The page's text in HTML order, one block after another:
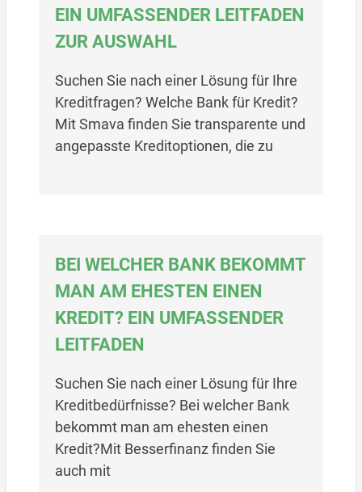
EIN UMFASSENDER LEITFADEN
ZUR AUSWAHL
Suchen Sie nach einer Lösung für Ihre
Kreditfragen? Welche Bank für Kredit?
Mit Smava finden Sie transparente und
angepasste Kreditoptionen, die zu
BEI WELCHER BANK BEKOMMT
MAN AM EHESTEN EINEN
KREDIT? EIN UMFASSENDER
LEITFADEN
Suchen Sie nach einer Lösung für Ihre
Kreditbedürfnisse? Bei welcher Bank
bekommt man am ehesten einen
Kredit?Mit Besserfinanz finden Sie
auch mit